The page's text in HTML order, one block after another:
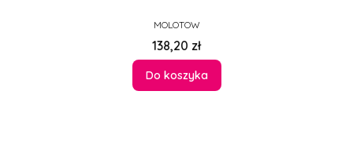
PRODUCENT
MOLOTOW
Cena
138,20 zł
Do koszyka